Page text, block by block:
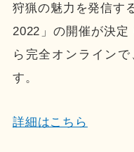
狩猟の魅力を発信す
2022」の開催が決定
ら完全オンライン
す。
詳細はこちら